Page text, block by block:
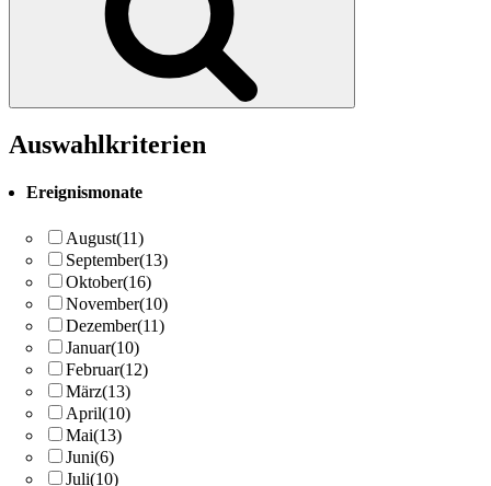
Auswahlkriterien
Ereignismonate
August(11)
September(13)
Oktober(16)
November(10)
Dezember(11)
Januar(10)
Februar(12)
März(13)
April(10)
Mai(13)
Juni(6)
Juli(10)